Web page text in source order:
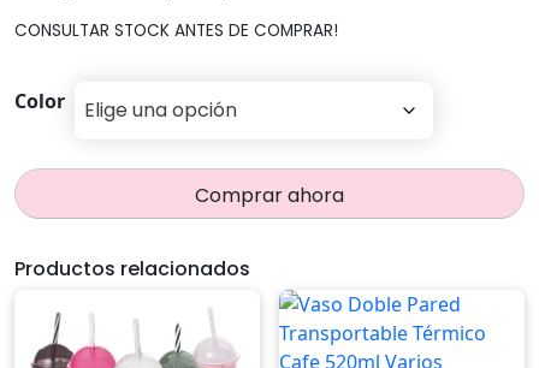
CONSULTAR STOCK ANTES DE COMPRAR!
Color
Comprar ahora
Productos relacionados